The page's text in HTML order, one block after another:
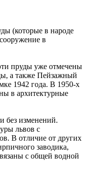
(которые в народе
в
пруды уже отмечены
а также Пейзажный
1942 года. В 1950-х
в архитектурные
без изменений.
львов с
В отличие от других
заводика,
с общей водной